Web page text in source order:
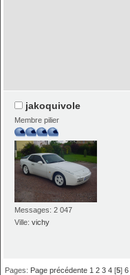
jakoquivole
Membre pilier
Messages: 2 047
Ville:vichy
Pages: Page précédente 1 2 3 4 [5]6